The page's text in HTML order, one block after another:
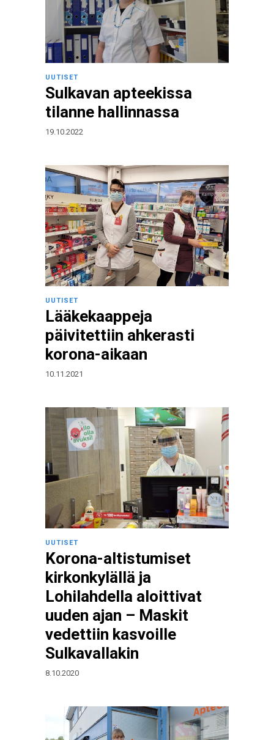
UUTISET
Sulkavan apteekissa
tilanne hallinnassa
19.10.2022
UUTISET
Lääkekaappeja
päivitettiin ahkerasti
korona-aikaan
10.11.2021
UUTISET
Korona-altistumiset
kirkonkylällä ja
Lohilahdella aloittivat
uuden ajan – Maskit
vedettiin kasvoille
Sulkavallakin
8.10.2020